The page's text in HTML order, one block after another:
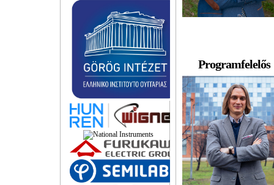
Programfelelős